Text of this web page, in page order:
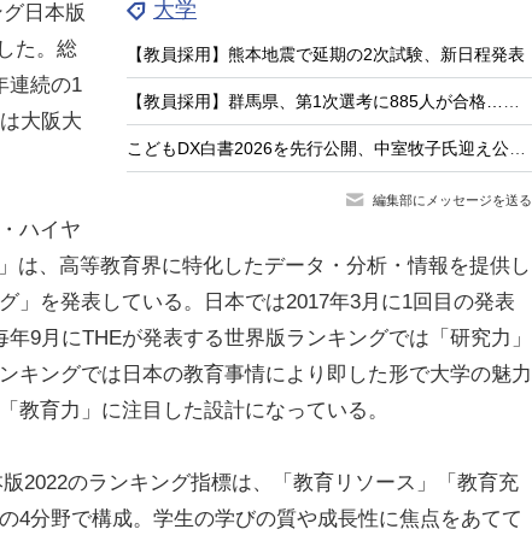
大学
【教員採用】熊本地震で延期の2次試験、新日程発表
【教員採用】群馬県、第1次選考に885人が合格…大3生273人通過
こどもDX白書2026を先行公開、中室牧子氏迎え公開イベント9/17
編集部にメッセージを送る
日本版
た。総
連続の1
大阪大
ハイヤ
は、高等教育界に特化したデータ・分析・情報を提供し
」を発表している。日本では2017年3月に1回目の発表
9月にTHEが発表する世界版ランキングでは「研究力」
キングでは日本の教育事情により即した形で大学の魅力
教育力」に注目した設計になっている。
2022のランキング指標は、「教育リソース」「教育充
4分野で構成。学生の学びの質や成長性に焦点をあてて